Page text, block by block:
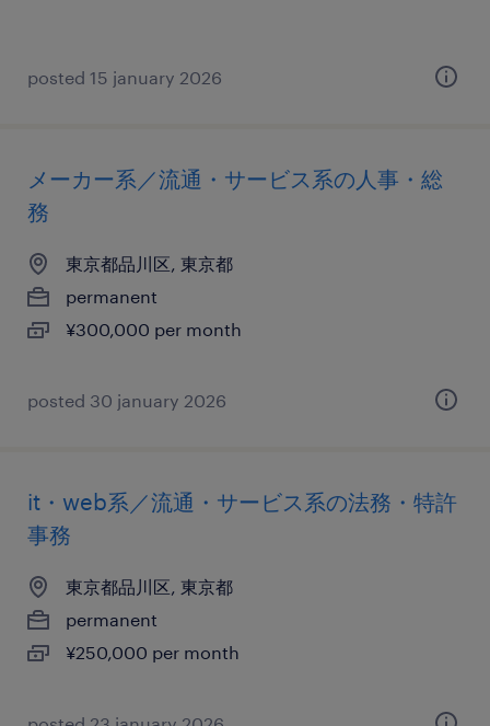
posted 15 january 2026
メーカー系／流通・サービス系の人事・総
務
東京都品川区, 東京都
permanent
¥300,000 per month
posted 30 january 2026
it・web系／流通・サービス系の法務・特許
事務
東京都品川区, 東京都
permanent
¥250,000 per month